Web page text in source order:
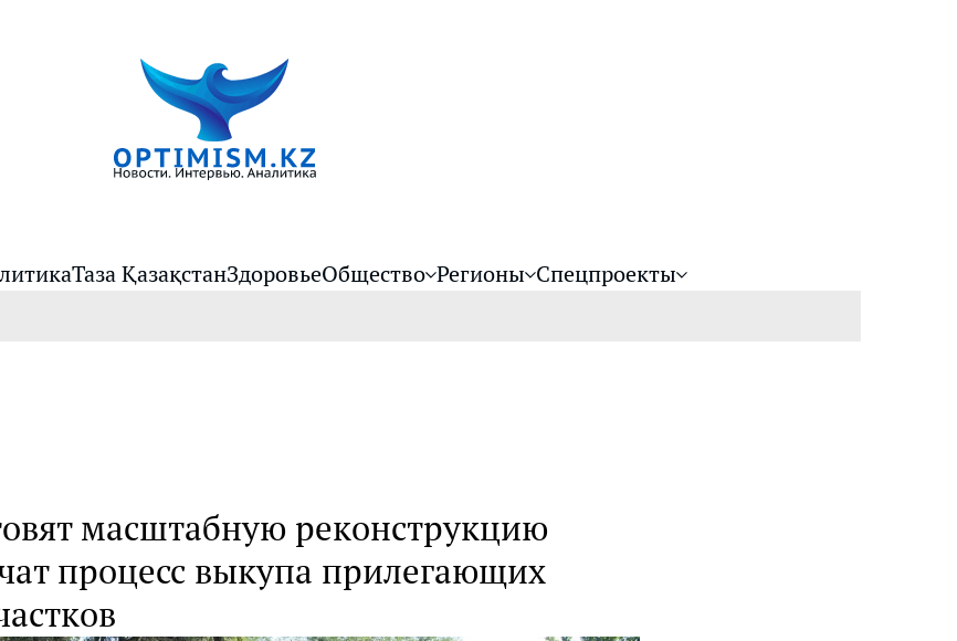
Таза ҚазақстанЗдоровьеОбщество Регионы Спецпроекты
масштабную реконструкцию
процесс выкупа прилегающих